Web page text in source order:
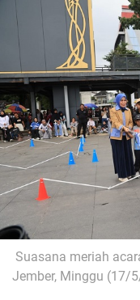
Suasana meriah
Jember, Minggu (17/